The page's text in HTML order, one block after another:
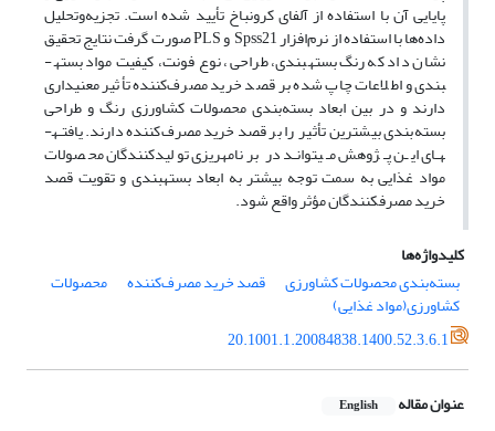
پایایی آن با استفاده از آلفای کرونباخ تأیید شده است. تجزیه‌وتحلیل
داده‌ها با استفاده از نرم‌افزار Spss21 و PLS صورت گرفت نتایج تحقیق
نشان داد که رنگ بسته­بندی، طراحی، نوع فونت، کیفیت مواد بسته­
بندی و اطلاعات چاپ شده بر قصد خرید مصرف‌کننده تأثیر معنی­داری
دارند و در بین ابعاد بسته‌بندی محصولات کشاورزی رنگ و طراحی
بسته‌بندی بیشترین تأثیر را بر قصد خرید مصرف‌کننده دارند. یافتـه­
هـای ایـن پـژوهش مـی­توانـد در برنامه­ریزی تولیدکنندگان محصولات
مواد غذایی به سمت توجه بیشتر به ابعاد بسته­بندی و تقویت قصد
خرید مصرف­کنندگان مؤثر واقع شود.
کلیدواژه‌ها
بسته‌بندی محصولات کشاورزی
قصد خرید مصرف‌کننده محصولات
کشاورزی(مواد غذایی)
20.1001.1.20084838.1400.52.3.6.1
عنوان مقاله English